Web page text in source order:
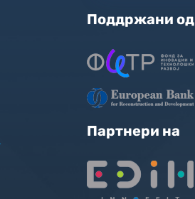
Поддржани од
Партнери на